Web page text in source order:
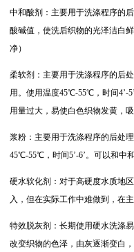
中和酸剂：主要用于洗涤程序的
酸碱值，使洗后织物的光泽洁白
净）
柔软剂：主要用于洗涤程序的后
用。使用温度45℃-55℃，时间4’-
用量过大，易使白色织物发黄，
浆粉：主要用于洗涤程序的后处
45℃-55℃，时间5’-6’。可以和中
硬水软化剂：对于高硬度水质地
入，但在实际工作中难做到，在
特效脱灰剂：长期使用硬水洗涤
改变织物的色泽，由灰逐渐变白